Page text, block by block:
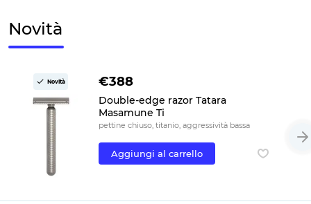
Novità
Novità €388
Double-edge razor Tatara
Masamune Ti
pettine chiuso, titanio, aggressività bassa
Aggiungi al carrello